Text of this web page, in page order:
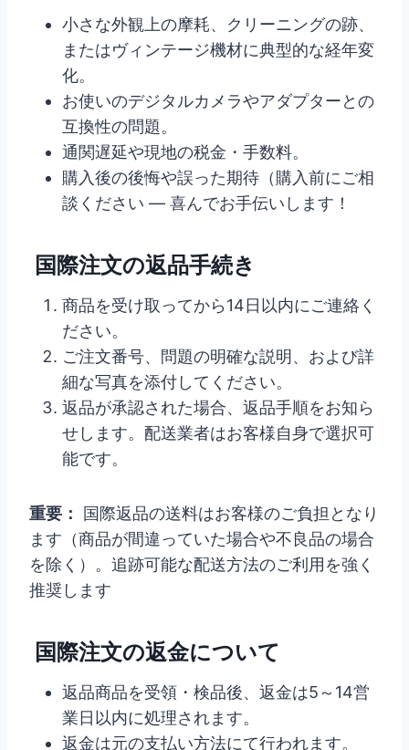
小さな外観上の摩耗、クリーニングの跡、
またはヴィンテージ機材に典型的な経年変
化。
お使いのデジタルカメラやアダプターとの
互換性の問題。
通関遅延や現地の税金・手数料。
購入後の後悔や誤った期待（購入前にご相
談ください — 喜んでお手伝いします！
国際注文の返品手続き
商品を受け取ってから14日以内にご連絡く
ださい。
ご注文番号、問題の明確な説明、および詳
細な写真を添付してください。
返品が承認された場合、返品手順をお知ら
せします。配送業者はお客様自身で選択可
能です。
重要：
国際返品の送料はお客様のご負担となり
ます（商品が間違っていた場合や不良品の場合
を除く）。追跡可能な配送方法のご利用を強く
推奨します
国際注文の返金について
返品商品を受領・検品後、返金は5～14営
業日以内に処理されます。
返金は元の支払い方法にて行われます。